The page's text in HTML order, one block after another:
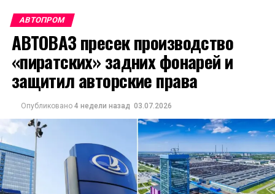
АВТОПРОМ
АВТОВАЗ пресек производство
«пиратских» задних фонарей и
защитил авторские права
Опубликовано 4 недели назад 03.07.2026